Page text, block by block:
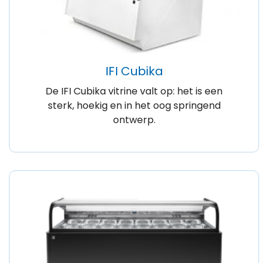
IFI Cubika
De IFI Cubika vitrine valt op: het is een
sterk, hoekig en in het oog springend
ontwerp.